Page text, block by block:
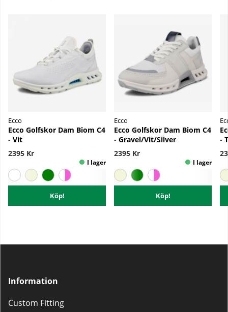
Ecco
Ecco Golfskor Dam Biom C4
- Vit
2395 Kr
Köp!
Ecco
Ecco Golfskor Dam Biom C4
- Gravel/Vit/Silver
2395 Kr
Köp!
-
Information
Custom Fitting